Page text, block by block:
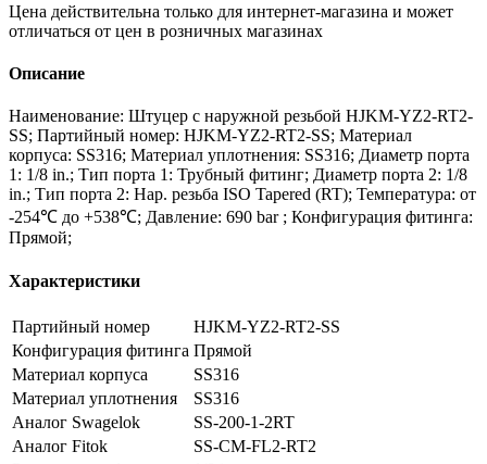
Цена действительна только для интернет-магазина и может
отличаться от цен в розничных магазинах
Описание
Наименование: Штуцер с наружной резьбой HJKM-YZ2-RT2-
SS; Партийный номер: HJKM-YZ2-RT2-SS; Материал
корпуса: SS316; Материал уплотнения: SS316; Диаметр порта
1: 1/8 in.; Тип порта 1: Трубный фитинг; Диаметр порта 2: 1/8
in.; Тип порта 2: Нар. резьба ISO Tapered (RT); Температура: от
-254℃ до +538℃; Давление: 690 bar ; Конфигурация фитинга:
Прямой;
Характеристики
Партийный номер
HJKM-YZ2-RT2-SS
Конфигурация фитинга Прямой
Материал корпуса
SS316
Материал уплотнения
SS316
Аналог Swagelok
SS-200-1-2RT
Аналог Fitok
SS-CM-FL2-RT2